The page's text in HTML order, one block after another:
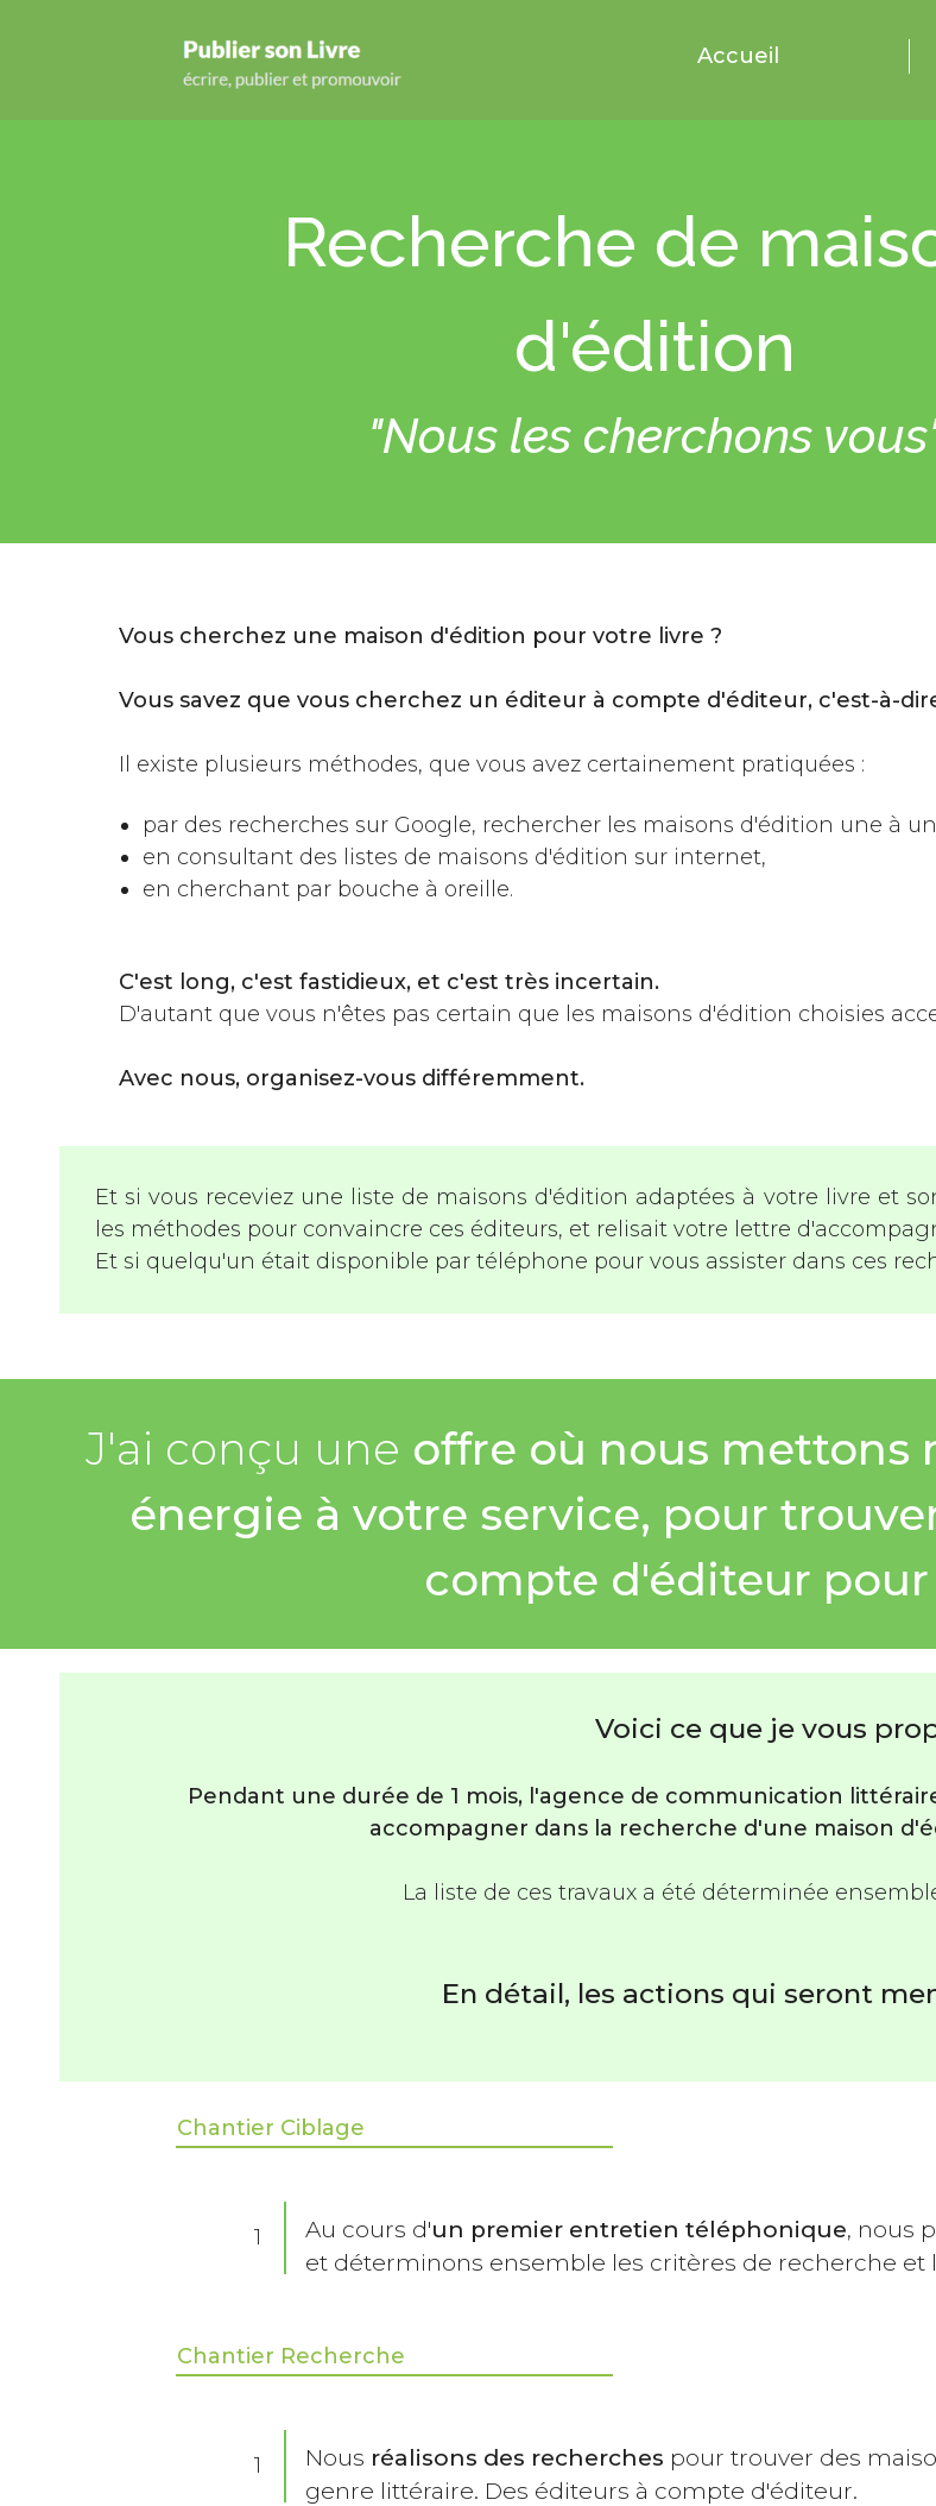
Accueil
Recherche de
d'édition
"Nous les cherchons
Vous cherchez une maison d'édition pour votre livre ?
Vous savez que vous cherchez un éditeur à compte d'éditeur, c'est-à-
Il existe plusieurs méthodes, que vous avez certainement pratiquées :
par des recherches sur Google, rechercher les maisons d'édition une à
en consultant des listes de maisons d'édition sur internet,
en cherchant par bouche à oreille.
C'est long, c'est fastidieux, et c'est très incertain.
D'autant que vous n'êtes pas certain que les maisons d'édition choisies
Avec nous, organisez-vous différemment.
Et si vous receviez une liste de maisons d'édition adaptées à votre livre et
les méthodes pour convaincre ces éditeurs, et relisait votre lettre
Et si quelqu'un était disponible par téléphone pour vous assister dans ces
J'ai conçu une offre où nous mettons
énergie à votre service, pour
compte d'éditeur
Voici ce que je vous
Pendant une durée de 1 mois, l'agence de communication
accompagner dans la recherche d'une maison
La liste de ces travaux a été déterminée
En détail, les actions qui seront
Chantier Ciblage
1 Au cours d'un premier entretien téléphonique, nous
et déterminons ensemble les critères de recherche et
Chantier Recherche
1 Nous réalisons des recherches pour trouver des
genre littéraire. Des éditeurs à compte d'éditeur.